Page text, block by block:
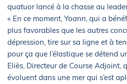
quatuor lancé à la chasse au
« En ce moment, Yoann, qui a
plus favorables que les autres
dépression, tire sur sa ligne et à
pour ça que l’élastique se détend
Eliès, Directeur de Course Adjoint,
évoluent dans une mer qui s’est